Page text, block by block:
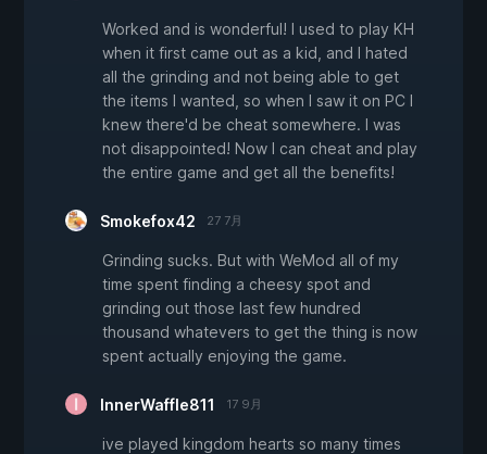
Worked and is wonderful! I used to play KH
when it first came out as a kid, and I hated
all the grinding and not being able to get
the items I wanted, so when I saw it on PC I
knew there'd be cheat somewhere. I was
not disappointed! Now I can cheat and play
the entire game and get all the benefits!
Smokefox42 27 7月
Grinding sucks. But with WeMod all of my
time spent finding a cheesy spot and
grinding out those last few hundred
thousand whatevers to get the thing is now
spent actually enjoying the game.
InnerWaffle811 17 9月
ive played kingdom hearts so many times